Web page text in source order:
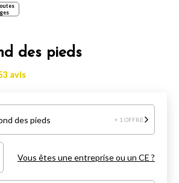
des pieds
avis
des pieds + 1 OFFRE
Vous êtes une entreprise ou un CE ?